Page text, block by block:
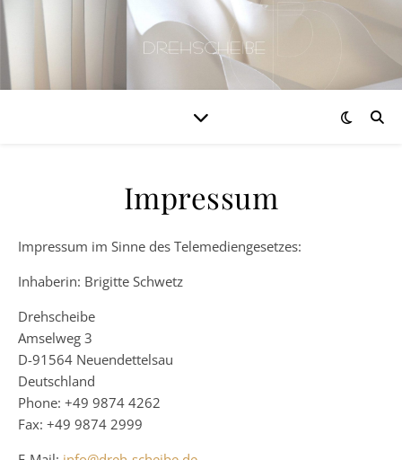
Impressum
Impressum im Sinne des Telemediengesetzes:
Inhaberin: Brigitte Schwetz
Drehscheibe
Amselweg 3
D-91564 Neuendettelsau
Deutschland
Phone: +49 9874 4262
Fax: +49 9874 2999